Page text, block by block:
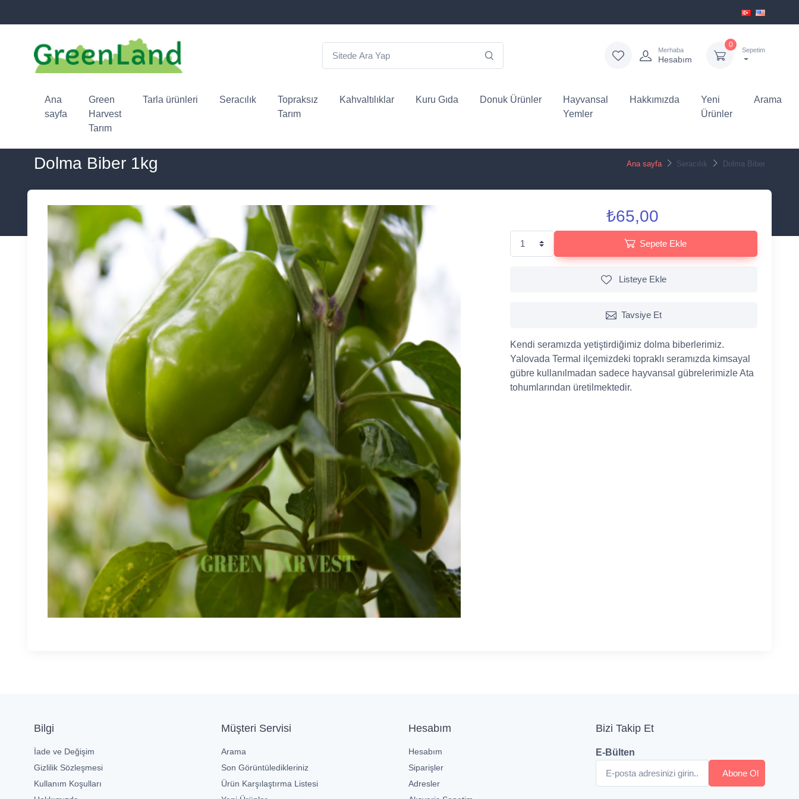
Merhaba
Hesabım
0
Sepetim
Ana
sayfa
Green
Harvest
Tarım
Tarla ürünleri Seracılık
Topraksız
Tarım
Kahvaltılıklar Kuru Gıda Donuk Ürünler
Hayvansal
Yemler
Hakkımızda
Yeni
Ürünler
Arama
Ana sayfa Seracılık Dolma Biber
Dolma Biber 1kg
₺65,00
Sepete Ekle
Listeye Ekle
Tavsiye Et
Kendi seramızda yetiştirdiğimiz dolma biberlerimiz.
Yalovada Termal ilçemizdeki topraklı seramızda kimsayal
gübre kullanılmadan sadece hayvansal gübrelerimizle Ata
tohumlarından üretilmektedir.
Bilgi
İade ve Değişim
Gizlilik Sözleşmesi
Kullanım Koşulları
Müşteri Servisi
Arama
Son Görüntüledikleriniz
Ürün Karşılaştırma Listesi
Hesabım
Hesabım
Siparişler
Adresler
Bizi Takip Et
E-Bülten